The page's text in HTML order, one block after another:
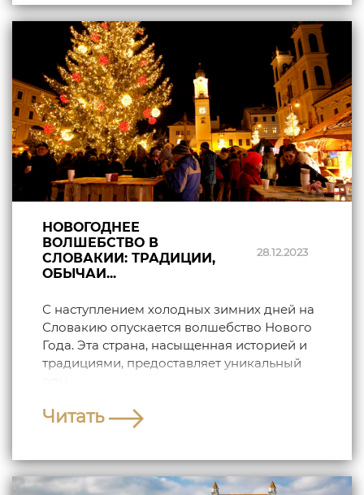
НОВОГОДНЕЕ
ВОЛШЕБСТВО В
СЛОВАКИИ: ТРАДИЦИИ,
ОБЫЧАИ...
28.12.2023
С наступлением холодных зимних дней на
Словакию опускается волшебство Нового
Года. Эта страна, насыщенная историей и
традициями, предоставляет уникальный
Читать